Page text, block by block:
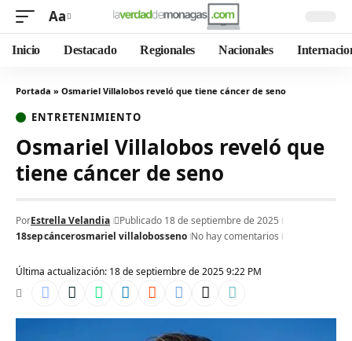
Aa
Inicio Destacado Regionales Nacionales
Portada » Osmariel Villalobos reveló que tiene cáncer de seno
ENTRETENIMIENTO
Osmariel Villalobos reveló que
tiene cáncer de seno
Última actualización: 18 de septiembre de 2025 9:22 PM
PorEstrella Velandia
Publicado 18 de septiembre de 2025
18sepcáncerosmariel villalobosseno No hay comentarios